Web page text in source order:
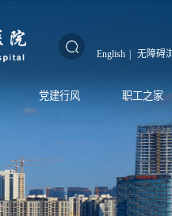
English | 无障碍
党建行风 职工之家